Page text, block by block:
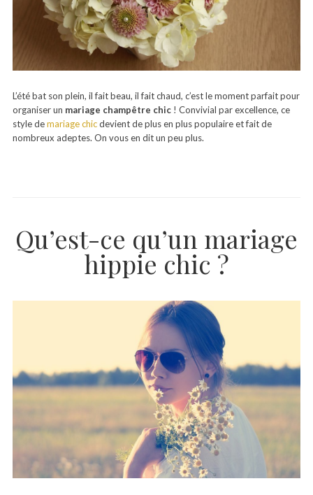
L’été bat son plein, il fait beau, il fait chaud, c’est le moment parfait pour
organiser un mariage champêtre chic! Convivial par excellence, ce
style demariage chicdevient de plus en plus populaire et fait de
nombreux adeptes. On vous en dit un peu plus.
Qu’est-ce qu’un mariage
hippie chic ?